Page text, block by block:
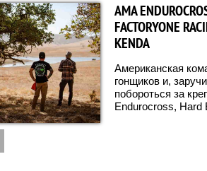
AMA
FACTORYONE
КENDA
Американская
гонщиков и,
побороться за
Endurocross, Hard